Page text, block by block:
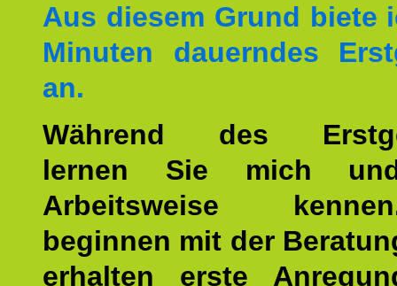
Aus diesem Grund biete
Minuten dauerndes
an.
Während des
lernen Sie mich
Arbeitsweise
beginnen mit der
erhalten erste